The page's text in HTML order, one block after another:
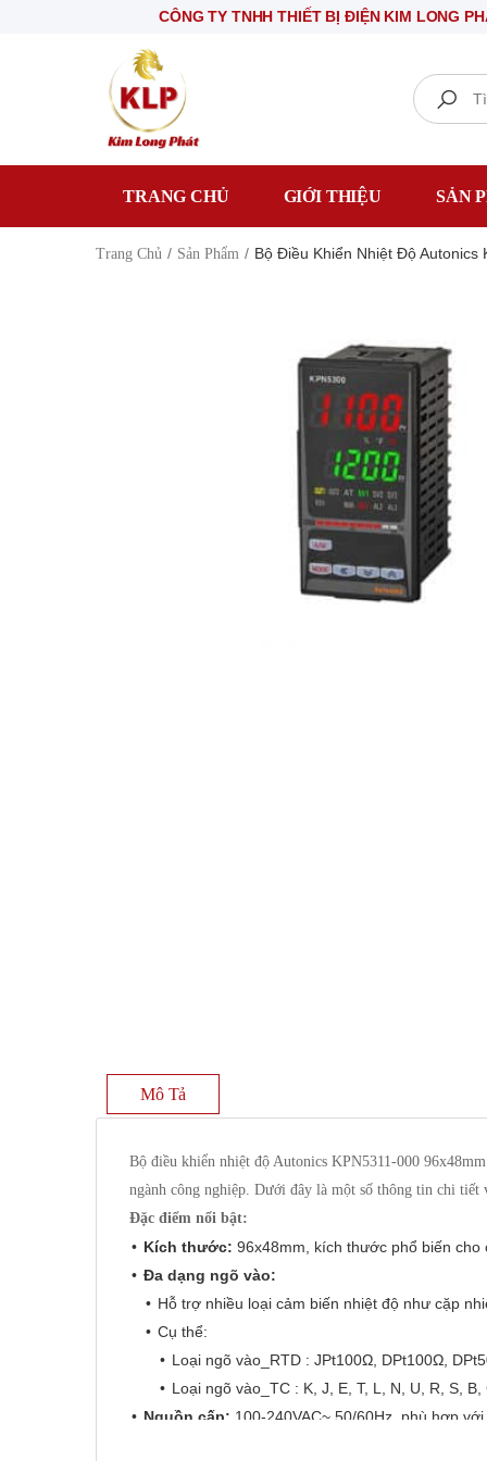
CÔNG TY TNHH THIẾT BỊ ĐIỆN KIM LONG PHÁT
Search
TRANG CHỦ GIỚI THIỆU SẢN
Trang Chủ Sản Phẩm Bộ Điều Khiển Nhiệt Độ Autonics
Mô Tả
Bộ điều khiển nhiệt độ Autonics KPN5311-000
ngành công nghiệp. Dưới đây là một số thông tin chi tiết
Đặc điểm nổi bật:
Kích thước: 96x48mm, kích thước phổ biến cho
Đa dạng ngõ vào:
Hỗ trợ nhiều loại cảm biến nhiệt độ như cặp
Cụ thể:
Loại ngõ vào_RTD : JPt100Ω, DPt100Ω,
Loại ngõ vào_TC : K, J, E, T, L, N, U, R, S,
Nguồn cấp: 100-240VAC~ 50/60Hz, phù hợp